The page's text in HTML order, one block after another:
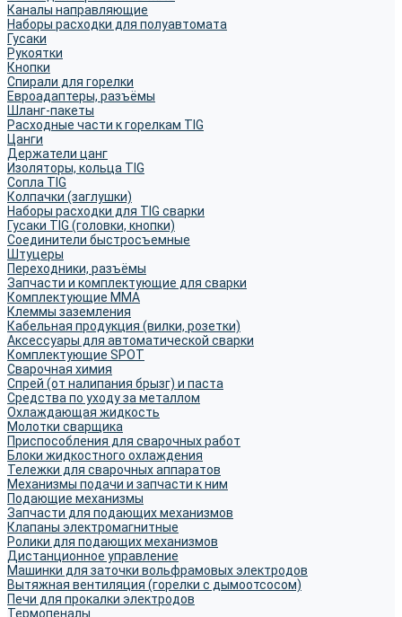
Каналы направляющие
Наборы расходки для полуавтомата
Гусаки
Рукоятки
Кнопки
Спирали для горелки
Евроадаптеры, разъёмы
Шланг-пакеты
Расходные части к горелкам TIG
Цанги
Держатели цанг
Изоляторы, кольца TIG
Сопла TIG
Колпачки (заглушки)
Наборы расходки для TIG сварки
Гусаки TIG (головки, кнопки)
Соединители быстросъемные
Штуцеры
Переходники, разъёмы
Запчасти и комплектующие для сварки
Комплектующие ММА
Клеммы заземления
Кабельная продукция (вилки, розетки)
Аксессуары для автоматической сварки
Комплектующие SPOT
Сварочная химия
Спрей (от налипания брызг) и паста
Средства по уходу за металлом
Охлаждающая жидкость
Молотки сварщика
Приспособления для сварочных работ
Блоки жидкостного охлаждения
Тележки для сварочных аппаратов
Механизмы подачи и запчасти к ним
Подающие механизмы
Запчасти для подающих механизмов
Клапаны электромагнитные
Ролики для подающих механизмов
Дистанционное управление
Машинки для заточки вольфрамовых электродов
Вытяжная вентиляция (горелки с дымоотсосом)
Печи для прокалки электродов
Термопеналы